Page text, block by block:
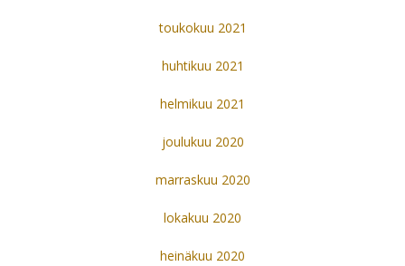
toukokuu 2021
huhtikuu 2021
helmikuu 2021
joulukuu 2020
marraskuu 2020
lokakuu 2020
heinäkuu 2020